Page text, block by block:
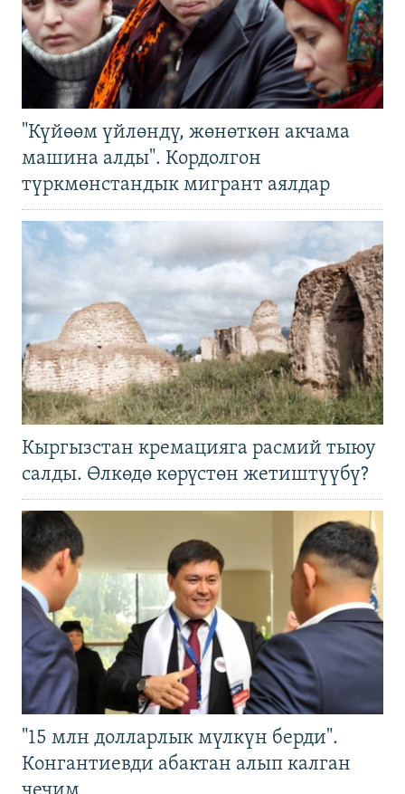
"Күйөөм үйлөндү, жөнөткөн акчама
машина алды". Кордолгон
түркмөнстандык мигрант аялдар
Кыргызстан кремацияга расмий тыюу
салды. Өлкөдө көрүстөн жетиштүүбү?
"15 млн долларлык мүлкүн берди".
Конгантиевди абактан алып калган